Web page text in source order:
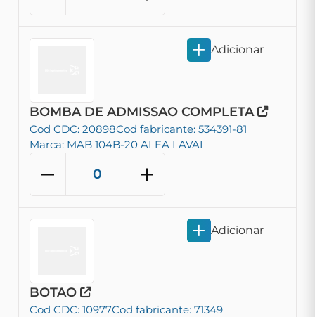
BOMBA DE ADMISSAO COMPLETA
Cod CDC: 20898Cod fabricante: 534391-81
Marca: MAB 104B-20 ALFA LAVAL
Adicionar
BOTAO
Cod CDC: 10977Cod fabricante: 71349
Adicionar